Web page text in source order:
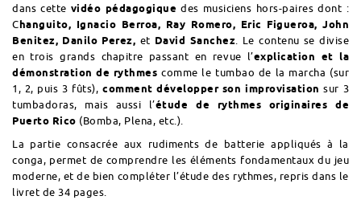
dans cette vidéo pédagogique des musiciens hors-paires dont :
Changuito, Ignacio Berroa, Ray Romero, Eric Figueroa, John
Benitez, Danilo Perez, et David Sanchez . Le contenu se divise
en trois grands chapitre passant en revue l’explication et la
démonstration de rythmes comme le tumbao de la marcha (sur
1, 2, puis 3 fûts), comment développer son improvisation sur 3
tumbadoras, mais aussi l’étude de rythmes originaires de
Puerto Rico (Bomba, Plena, etc.).
La partie consacrée aux rudiments de batterie appliqués à la
conga, permet de comprendre les éléments fondamentaux du jeu
moderne, et de bien compléter l’étude des rythmes, repris dans le
livret de 34 pages.